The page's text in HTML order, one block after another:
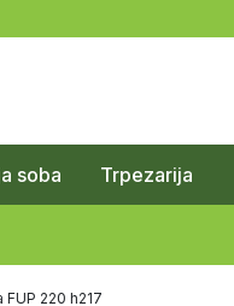
soba Trpezarija
220 h217